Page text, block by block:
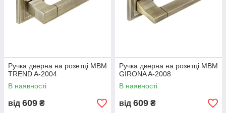
Ручка дверна на розетці МВМ
TREND A-2004
В наявності
від 609 ₴
Ручка дверна на розетці МВМ
GIRONA A-2008
В наявності
від 609 ₴